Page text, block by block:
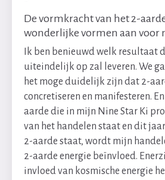
De vormkracht van het 2-
wonderlijke vormen aan voor
Ik ben benieuwd welk resultaat
uiteindelijk op zal leveren. We
het moge duidelijk zijn dat 2-
concretiseren en manifesteren.
aarde die in mijn Nine Star Ki
van het handelen staat en dit
2-aarde staat, wordt mijn
2-aarde energie beïnvloed.
invloed van kosmische energie